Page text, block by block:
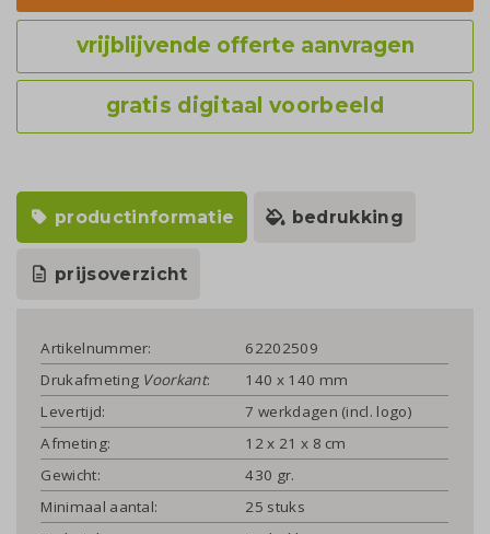
vrijblijvende offerte aanvragen
gratis digitaal voorbeeld
productinformatie bedrukking
prijsoverzicht
Artikelnummer:
62202509
Drukafmeting Voorkant:
140 x 140 mm
Levertijd:
7 werkdagen (incl. logo)
Afmeting:
12 x 21 x 8 cm
Gewicht:
430 gr.
Minimaal aantal:
25 stuks